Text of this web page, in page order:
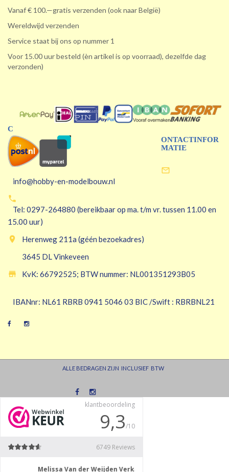
Vanaf € 100.—gratis verzenden (ook naar België)
Wereldwijd verzenden
Service staat bij ons op nummer 1
Voor 15.00 uur besteld (èn artikel is op voorraad), dezelfde dag
verzonden)
C
ONTACTINFOR
MATIE

info@hobby-en-modelbouw.nl

Tel: 0297-264880 (bereikbaar op ma. t/m vr. tussen 11.00 en
15.00 uur)

Herenweg 211a (géén bezoekadres)
3645 DL Vinkeveen

KvK: 66792525; BTW nummer: NL001351293B05
IBANnr: NL61 RBRB 0941 5046 03 BIC /Swift : RBRBNL21
ALLE BEDRAGEN ZIJN INCLUSIEF BTW